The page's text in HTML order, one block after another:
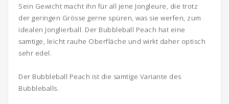
Sein Gewicht macht ihn für all jene Jongleure, die trotz
der geringen Grösse gerne spüren, was sie werfen, zum
idealen Jonglierball. Der Bubbleball Peach hat eine
samtige, leicht rauhe Oberfläche und wirkt daher optisch
sehr edel.
Der Bubbleball Peach ist die samtige Variante des
Bubbleballs.